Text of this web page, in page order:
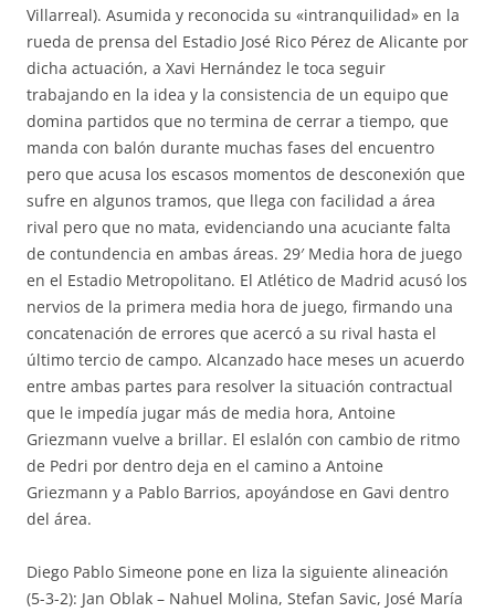
Villarreal). Asumida y reconocida su «intranquilidad» en la
rueda de prensa del Estadio José Rico Pérez de Alicante por
dicha actuación, a Xavi Hernández le toca seguir
trabajando en la idea y la consistencia de un equipo que
domina partidos que no termina de cerrar a tiempo, que
manda con balón durante muchas fases del encuentro
pero que acusa los escasos momentos de desconexión que
sufre en algunos tramos, que llega con facilidad a área
rival pero que no mata, evidenciando una acuciante falta
de contundencia en ambas áreas. 29′ Media hora de juego
en el Estadio Metropolitano. El Atlético de Madrid acusó los
nervios de la primera media hora de juego, firmando una
concatenación de errores que acercó a su rival hasta el
último tercio de campo. Alcanzado hace meses un acuerdo
entre ambas partes para resolver la situación contractual
que le impedía jugar más de media hora, Antoine
Griezmann vuelve a brillar. El eslalón con cambio de ritmo
de Pedri por dentro deja en el camino a Antoine
Griezmann y a Pablo Barrios, apoyándose en Gavi dentro
del área.
Diego Pablo Simeone pone en liza la siguiente alineación
(5-3-2): Jan Oblak – Nahuel Molina, Stefan Savic, José María